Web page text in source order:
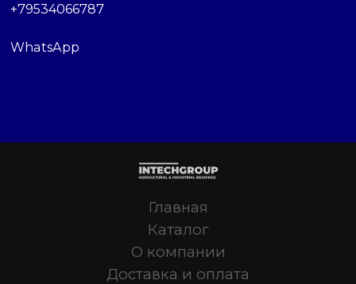
+79534066787
WhatsApp
Главная
Каталог
О компании
Доставка и оплата